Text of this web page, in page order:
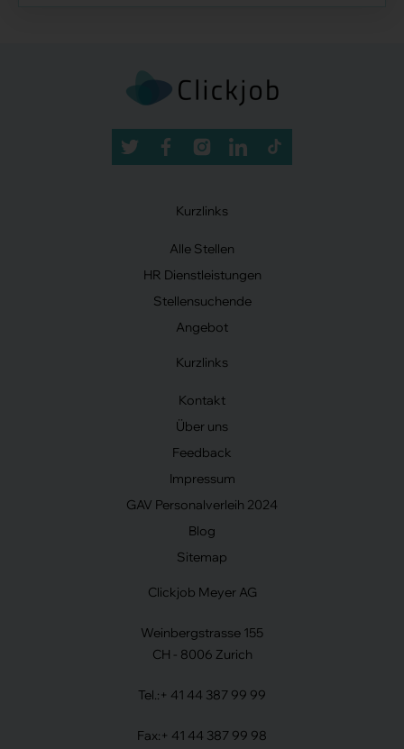
Kurzlinks
Alle Stellen
HR Dienstleistungen
Stellensuchende
Angebot
Kurzlinks
Kontakt
Über uns
Feedback
Impressum
GAV Personalverleih 2024
Blog
Sitemap
Clickjob Meyer AG
Weinbergstrasse 155
CH - 8006 Zurich
Tel.: + 41 44 387 99 99
Fax: + 41 44 387 99 98